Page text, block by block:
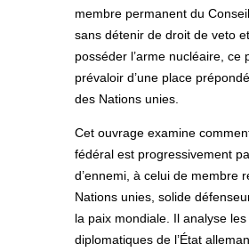
membre permanent du
sans détenir de droit de veto
posséder l’arme nucléaire, ce
prévaloir d’une place
des Nations unies.
Cet ouvrage examine
fédéral est progressivement
d’ennemi, à celui de membre
Nations unies, solide
la paix mondiale. Il analyse
diplomatiques de l’État